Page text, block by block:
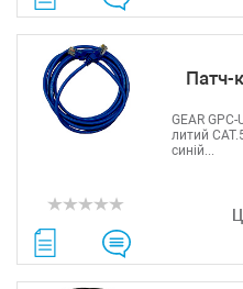
Патч-
GEAR
литий
синій...